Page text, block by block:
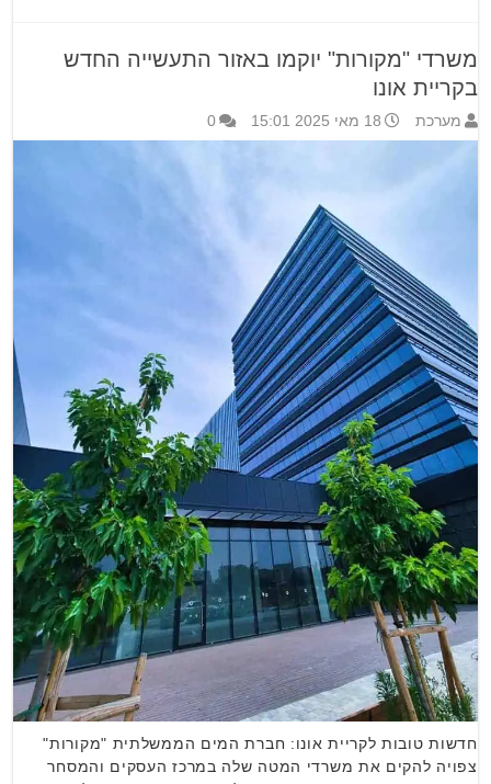
משרדי "מקורות" יוקמו באזור התעשייה החדש
בקריית אונו
מערכת 18 מאי 2025 15:01 0
חדשות טובות לקריית אונו: חברת המים הממשלתית "מקורות"
צפויה להקים את משרדי המטה שלה במרכז העסקים והמסחר